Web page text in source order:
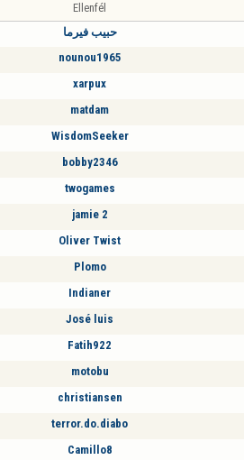
Ellenfél
حبيب فيرما
nounou1965
xarpux
matdam
WisdomSeeker
bobby2346
twogames
jamie 2
Oliver Twist
Plomo
Indianer
José luis
Fatih922
motobu
christiansen
terror.do.diabo
Camillo8